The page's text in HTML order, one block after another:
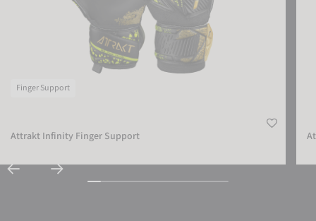
Finger Support
Attrakt Infinity Finger Support